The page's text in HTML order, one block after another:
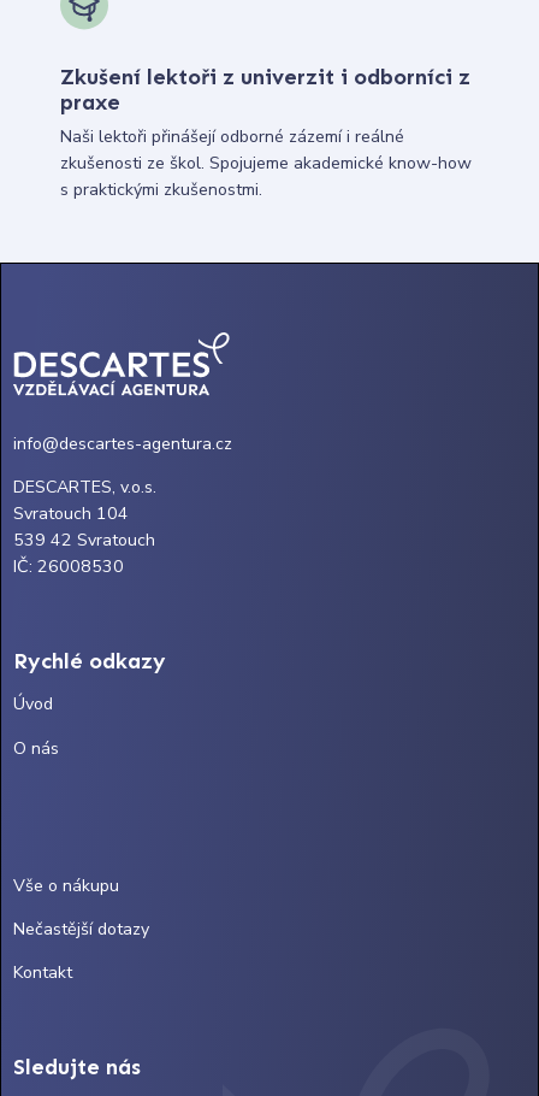
Zkušení lektoři z univerzit i odborníci z
praxe
Naši lektoři přinášejí odborné zázemí i reálné
zkušenosti ze škol. Spojujeme akademické know-how
s praktickými zkušenostmi.
info@descartes-agentura.cz
DESCARTES, v.o.s.
Svratouch 104
539 42 Svratouch
IČ: 26008530
Rychlé odkazy
Úvod
O nás
Vše o nákupu
Nečastější dotazy
Kontakt
Sledujte nás